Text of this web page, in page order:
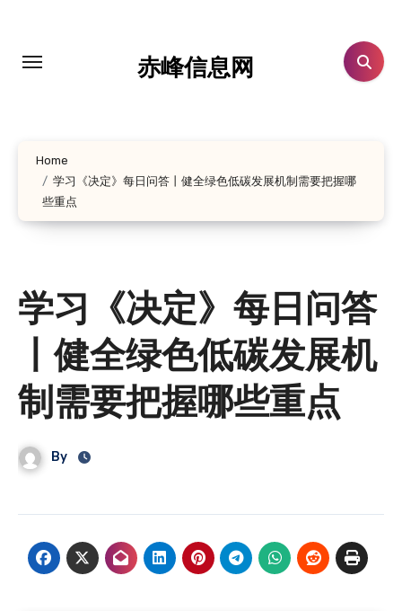
赤峰信息网
Home
学习《决定》每日问答丨健全绿色低碳发展机制需要把握哪
些重点
学习《决定》每日问答
丨健全绿色低碳发展机
制需要把握哪些重点
By